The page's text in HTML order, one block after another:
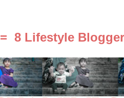
=8 Lifestyle